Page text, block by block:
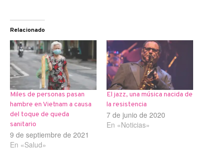
Relacionado
Miles de personas pasan
hambre en Vietnam a causa
del toque de queda
sanitario
9 de septiembre de 2021
En «Salud»
El jazz, una música nacida de
la resistencia
7 de junio de 2020
En «Noticias»